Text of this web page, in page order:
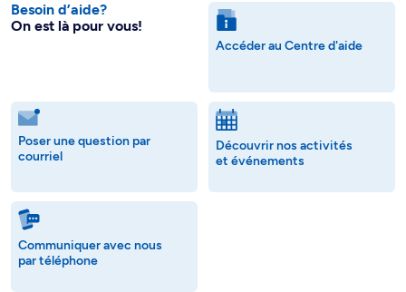
Besoin d’aide?
On est là pour vous!
Accéder au Centre d'aide
Poser une question par
courriel
Découvrir nos activités
et événements
Communiquer avec nous
par téléphone